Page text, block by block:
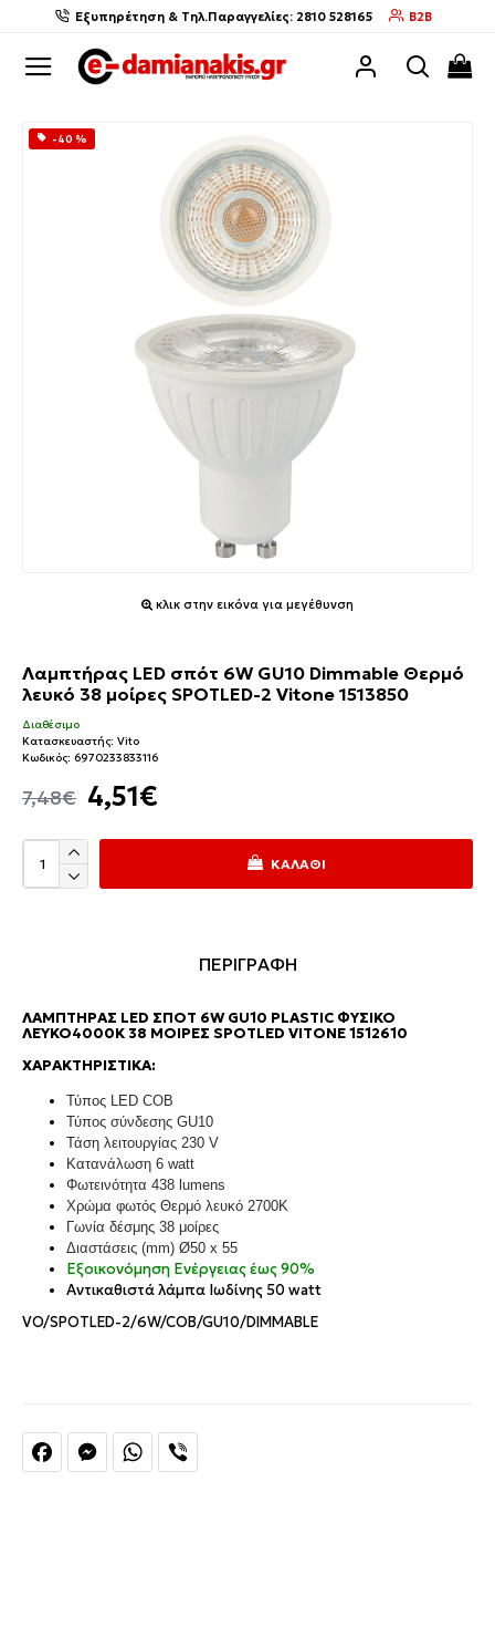
Εξυπηρέτηση & Τηλ.Παραγγελίες: 2810 528165 B2B
-40 %
κλικ στην εικόνα για μεγέθυνση
Λαμπτήρας LED σπότ 6W GU10 Dimmable Θερμό
λευκό 38 μοίρες SPOTLED-2 Vitone 1513850
4,51€
7,48€
Διαθέσιμο
Κατασκευαστής: Vito
Κωδικός: 6970233833116
ΚΑΛΆΘΙ
FacebookMessengerWhatsApp
ΠΕΡΙΓΡΑΦΗ
ΛΑΜΠΤΉΡΑΣ LED ΣΠΌΤ 6W GU10 PLASTIC ΦΥΣΙΚΌ
ΛΕΥΚΌ4000Κ 38 ΜΟΊΡΕΣ SPOTLED VITONE 1512610
ΧΑΡΑΚΤΗΡΙΣΤΙΚΆ:
Τύπος LED COB
Τύπος σύνδεσης GU10
Τάση λειτουργίας 230 V
Κατανάλωση 6 watt
Φωτεινότητα 438 lumens
Χρώμα φωτός Θερμό λευκό 2700Κ
Γωνία δέσμης 38 μοίρες
Διαστάσεις (mm) Ø50 x 55
Εξοικονόμηση Ενέργειας έως 90%
Αντικαθιστά λάμπα Ιωδίνης 50 watt
VO/SPOTLED-2/6W/COB/GU10/DIMMABLE